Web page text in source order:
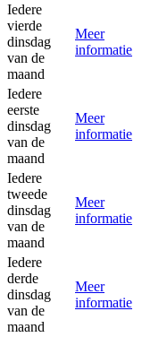
Iedere
vierde
dinsdag
van de
maand
Meer
informatie
Iedere
eerste
dinsdag
van de
maand
Meer
informatie
Iedere
tweede
dinsdag
van de
maand
Meer
informatie
Iedere
derde
dinsdag
van de
maand
Meer
informatie